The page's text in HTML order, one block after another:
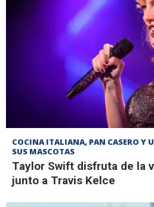
COCINA ITALIANA, PAN CASERO Y
SUS MASCOTAS
Taylor Swift disfruta de la
junto a Travis Kelce